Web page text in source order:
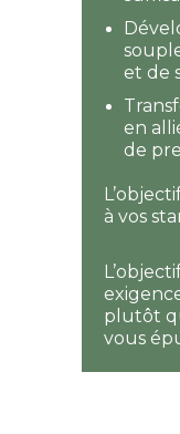
et de
en
de
à vos
plutôt
vous